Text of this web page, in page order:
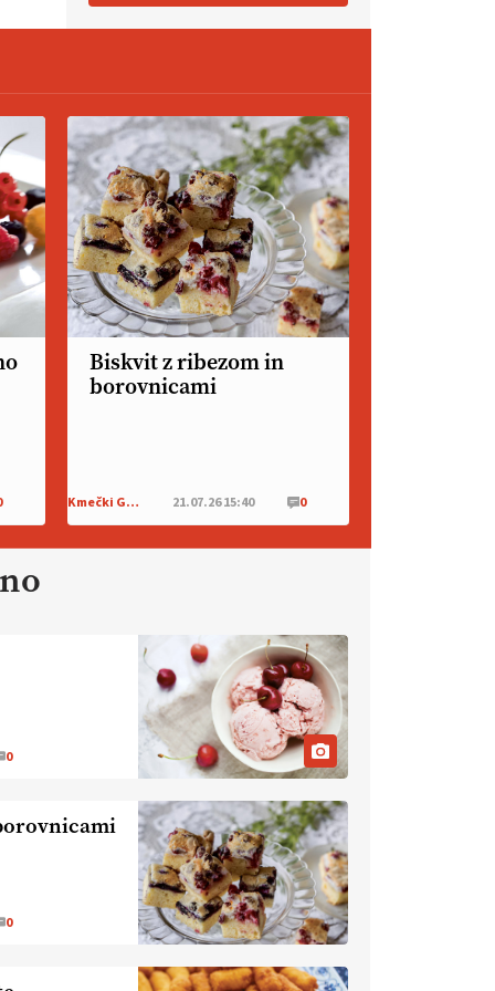
Ameriške borovnice so odlična
izbira za ekološko pridelavo.
https://t.co/tQd9tB1THk
22.07.2026
Traktor je nepogrešljiv, a tudi
nevaren.
Varnost na kmetiji naj
bo vedno na prvem mestu.
VEČ
https://t.co/RcsFHlxERk
#traktor #varnost #kmetijstvo
https://t.co/L4Er80AtXS
22.07.2026
[EKOloško = LOGIČNO
#IMCAP #CAP
https://t.co/Wz0y1nUcWl
Pet-nat je vse bolj priljubljeno
naravno peneče vino, tudi v
Sloveniji.
VEČ
https://t.co/9fpqD3fCrE @EUAgri
#IMCAP #CAP
https://t.co/iQ8HkdQnsD
20.07.2026
[EKOloško = LOGIČNO
]
Posestvo MonteMoro – ekološka
pridelava z mislijo na naravo.
https://t.co/Z7jXvK4gjr
@EUAgri #IMCAP #CAP
15.07.2026
Biskvit z ribezom in
borovnicami
Kmečki Glas 21.07.26 15:40 0
0
0